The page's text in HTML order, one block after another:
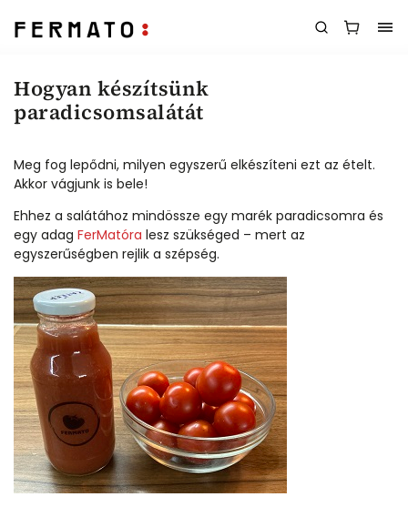
Hogyan készítsünk
paradicsomsalátát
Meg fog lepődni, milyen egyszerű elkészíteni ezt az ételt.
Akkor vágjunk is bele!
Ehhez a salátához mindössze egy marék paradicsomra és
egy adag FerMatóra lesz szükséged – mert az
egyszerűségben rejlik a szépség.